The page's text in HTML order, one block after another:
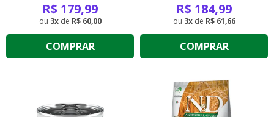
R$ 179,99
3 de R$ 60,00
COMPRAR
R$ 184,99
3 de R$ 61,66
COMPRAR